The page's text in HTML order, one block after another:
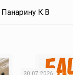
К.В
30.07.2026